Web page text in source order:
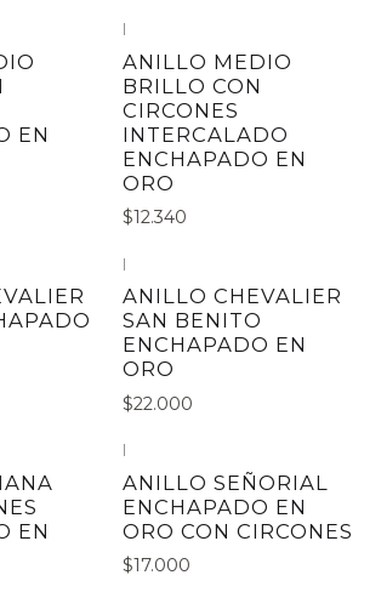
EN
|
ANILLO MEDIO
BRILLO CON
CIRCONES
INTERCALADO
ENCHAPADO EN
ORO
$12.340
|
ANILLO CHEVALIER
SAN BENITO
ENCHAPADO EN
ORO
$22.000
EN
|
ANILLO SEÑORIAL
ENCHAPADO EN
ORO CON CIRCONES
$17.000